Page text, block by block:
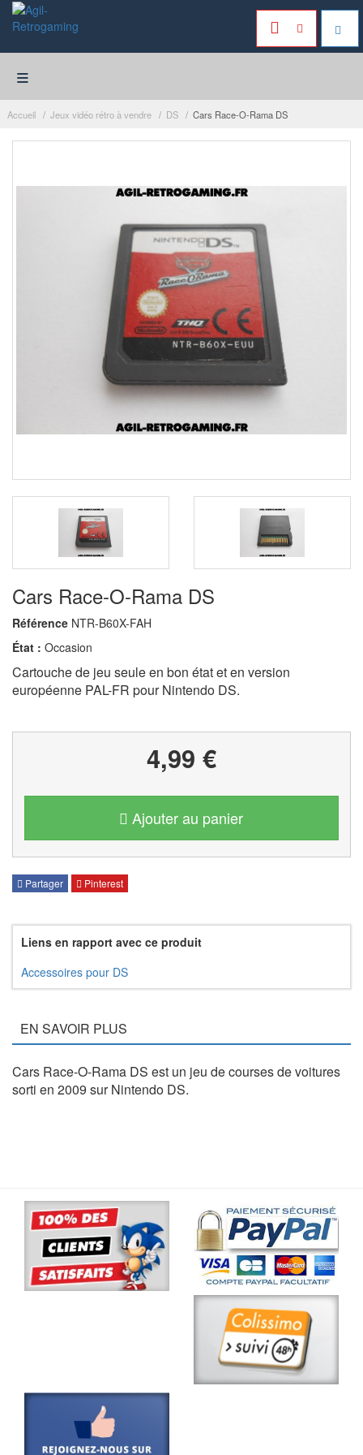
≡
Accueil Jeux vidéo rétro à vendre DS Cars Race-O-Rama DS
Cars Race-O-Rama DS
Référence NTR-B60X-FAH
État : Occasion
Cartouche de jeu seule en bon état et en version
européenne PAL-FR pour Nintendo DS.
4,99 €
Ajouter au panier
Partager Pinterest
Liens en rapport avec ce produit
Accessoires pour DS
EN SAVOIR PLUS
Cars Race-O-Rama DS est un jeu de courses de voitures
sorti en 2009 sur Nintendo DS.